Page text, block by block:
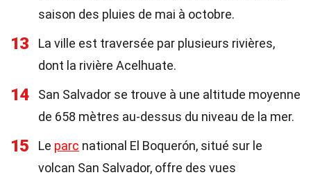
saison des pluies de mai à octobre.
13
La ville est traversée par plusieurs rivières,
dont la rivière Acelhuate.
14
San Salvador se trouve à une altitude moyenne
de 658 mètres au-dessus du niveau de la mer.
15 Le parc national El Boquerón, situé sur le
volcan San Salvador, offre des vues